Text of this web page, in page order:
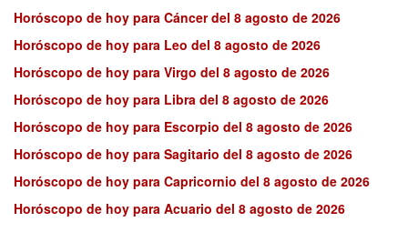
Horóscopo de hoy para Cáncer del 8 agosto de 2026
Horóscopo de hoy para Leo del 8 agosto de 2026
Horóscopo de hoy para Virgo del 8 agosto de 2026
Horóscopo de hoy para Libra del 8 agosto de 2026
Horóscopo de hoy para Escorpio del 8 agosto de 2026
Horóscopo de hoy para Sagitario del 8 agosto de 2026
Horóscopo de hoy para Capricornio del 8 agosto de 2026
Horóscopo de hoy para Acuario del 8 agosto de 2026